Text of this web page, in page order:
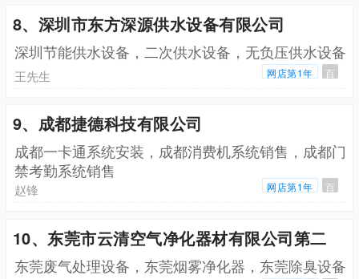
8、深圳市东方深源供水设备有限公司
深圳节能供水设备，二次供水设备，无负压供水设备
王先生 网店第1年 百
9、成都捷德科技有限公司
成都一卡通系统安装，成都消费机系统销售，成都门
禁考勤系统销售
赵锋 网店第1年 百
10、东莞市云清空气净化器材有限公司第二
东莞废气处理设备，东莞烟雾净化器，东莞除臭设备